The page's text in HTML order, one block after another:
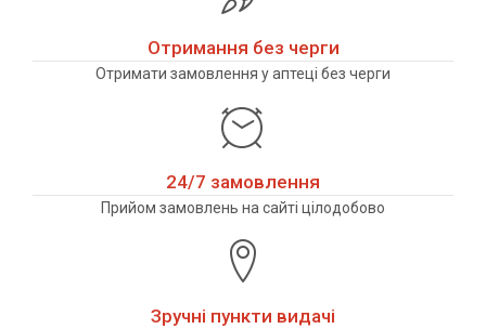
Отримання без черги
Отримати замовлення у аптеці без черги
24/7 замовлення
Прийом замовлень на сайті цілодобово
Зручні пункти видачі